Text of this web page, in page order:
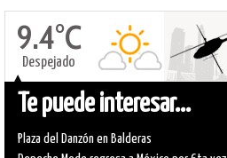
9.4°C
Despejado
Te puede interesar...
Plaza del Danzón en Balderas